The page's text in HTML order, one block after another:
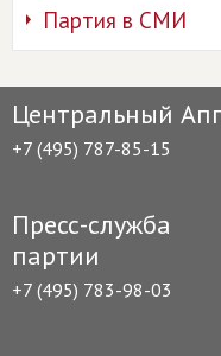
Партия в СМИ
Центральный
+7 (495) 787-85-15
Пресс-служба
партии
+7 (495) 783-98-03